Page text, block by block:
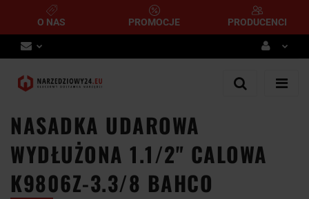
O NAS PROMOCJE PRODUCENCI
Zaloguj się
NASADKA UDAROWA
WYDŁUŻONA 1.1/2" CALOWA
K9806Z-3.3/8 BAHCO